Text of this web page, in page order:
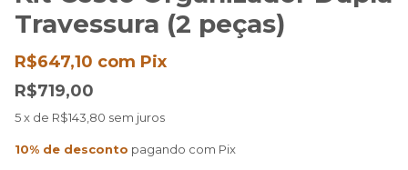
Travessura (2 peças)
R$719,00
R$647,10 com Pix
5x de R$143,80 sem juros
10% de desconto pagando com Pix